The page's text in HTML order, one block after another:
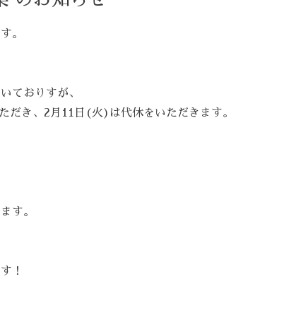
。
ておりすが、
だき、2月11日(火)は代休をいただきます。
す。
！